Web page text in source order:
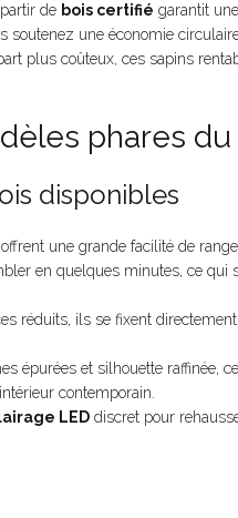
de bois certifié garantit
soutenez une économie
plus coûteux, ces sapins
phares
disponibles
une grande facilité de
en quelques minutes, ce qui
réduits, ils se fixent
épurées et silhouette raffinée,
contemporain.
LED discret pour